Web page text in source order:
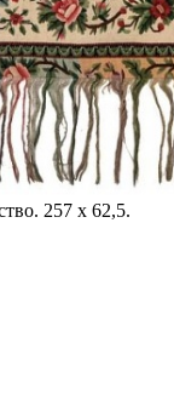
257 х 62,5.